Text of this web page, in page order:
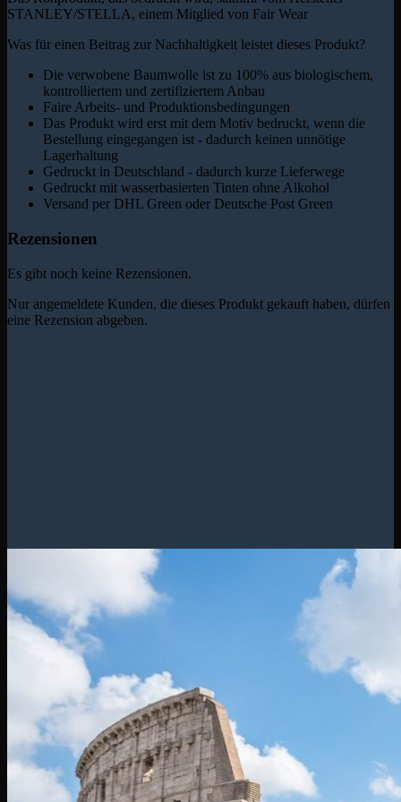
STANLEY/STELLA, einem Mitglied von Fair Wear
Was für einen Beitrag zur Nachhaltigkeit leistet dieses Produkt?
Die verwobene Baumwolle ist zu 100% aus biologischem,
kontrolliertem und zertifiziertem Anbau
Faire Arbeits- und Produktionsbedingungen
Das Produkt wird erst mit dem Motiv bedruckt, wenn die
Bestellung eingegangen ist - dadurch keinen unnötige
Lagerhaltung
Gedruckt in Deutschland - dadurch kurze Lieferwege
Gedruckt mit wasserbasierten Tinten ohne Alkohol
Versand per DHL Green oder Deutsche Post Green
Rezensionen
Es gibt noch keine Rezensionen.
Nur angemeldete Kunden, die dieses Produkt gekauft haben, dürfen
eine Rezension abgeben.